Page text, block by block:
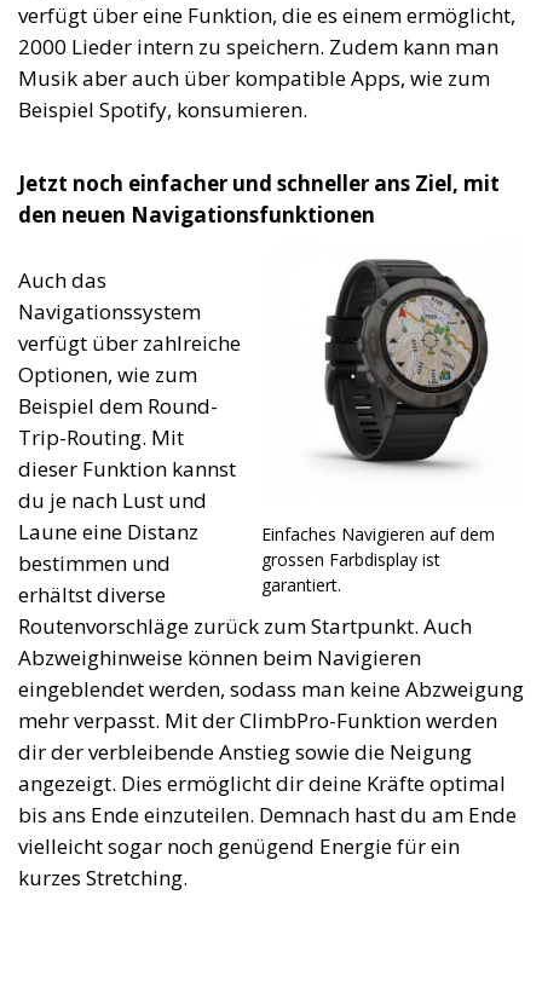
verfügt über eine Funktion, die es einem ermöglicht,
2000 Lieder intern zu speichern. Zudem kann man
Musik aber auch über kompatible Apps, wie zum
Beispiel Spotify, konsumieren.
Jetzt noch einfacher und schneller ans Ziel, mit
den neuen Navigationsfunktionen
Einfaches Navigieren auf dem
grossen Farbdisplay ist
garantiert.
Auch das
Navigationssystem
verfügt über zahlreiche
Optionen, wie zum
Beispiel dem Round-
Trip-Routing. Mit
dieser Funktion kannst
du je nach Lust und
Laune eine Distanz
bestimmen und
erhältst diverse
Routenvorschläge zurück zum Startpunkt. Auch
Abzweighinweise können beim Navigieren
eingeblendet werden, sodass man keine Abzweigung
mehr verpasst. Mit der ClimbPro-Funktion werden
dir der verbleibende Anstieg sowie die Neigung
angezeigt. Dies ermöglicht dir deine Kräfte optimal
bis ans Ende einzuteilen. Demnach hast du am Ende
vielleicht sogar noch genügend Energie für ein
kurzes Stretching.